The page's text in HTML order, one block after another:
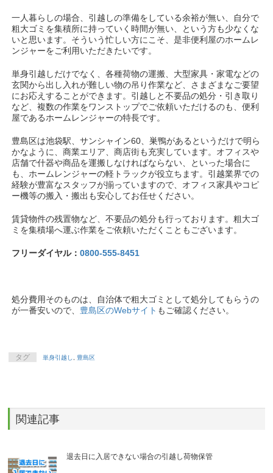
一人暮らしの場合、引越しの準備をしている余裕が無い、自分で
粗大ゴミを集積所に持っていく時間が無い、という方も少なくな
いと思います。そういう忙しい方にこそ、是非便利屋のホームレ
ンジャーをご利用いただきたいです。
単身引越しだけでなく、各種荷物の運搬、大型家具・家電などの
玄関から出し入れが難しい物の吊り作業など、さまざまなご要望
にお応えすることができます。引越しと不要品の処分・引き取り
など、複数の作業をワンストップでご依頼いただけるのも、便利
屋であるホームレンジャーの特長です。
豊島区は池袋駅、サンシャイン60、巣鴨があるというだけで明ら
かなように、商業エリア、商店街も充実しています。オフィスや
店舗で什器や商品を運搬しなければならない、といった場合に
も、ホームレンジャーの軽トラックが役立ちます。引越業界での
経験が豊富なスタッフが揃っていますので、オフィス家具やコピ
ー機等の搬入・搬出も安心してお任せください。
賃貸物件の残置物など、不要品の処分も行っております。粗大ゴ
ミを集積場へ運ぶ作業をご依頼いただくこともございます。
フリーダイヤル：0800-555-8451
処分費用そのものは、自治体で粗大ゴミとして処分してもらうの
が一番安いので、 豊島区のWebサイト もご確認ください。
タグ 単身引越し 豊島区
関連記事
退去日に入居できない場合の引越し荷物保管